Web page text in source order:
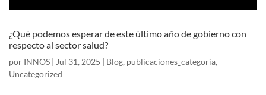
¿Qué podemos esperar de este último año de gobierno con
respecto al sector salud?
por INNOS | Jul 31, 2025 | Blog, publicaciones_categoria,
Uncategorized